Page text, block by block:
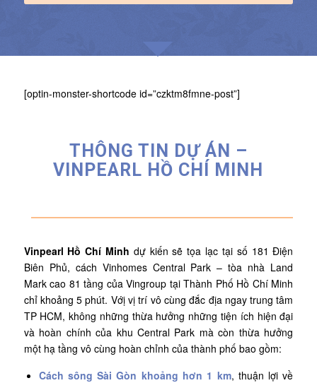
[optin-monster-shortcode id=”czktm8fmne-post”]
THÔNG TIN DỰ ÁN –
VINPEARL HỒ CHÍ MINH
Vinpearl Hồ Chí Minh dự kiến sẽ tọa lạc tại số 181 Điện
Biên Phủ, cách Vinhomes Central Park – tòa nhà Land
Mark cao 81 tầng của Vingroup tại Thành Phố Hồ Chí Minh
chỉ khoảng 5 phút. Vớị vị trí vô cùng đắc địa ngay trung tâm
TP HCM, không những thừa hưởng những tiện ích hiện đại
và hoàn chính của khu Central Park mà còn thừa hưởng
một hạ tầng vô cùng hoàn chỉnh của thành phố bao gồm:
Cách sông Sài Gòn khoảng hơn 1 km, thuận lợi về